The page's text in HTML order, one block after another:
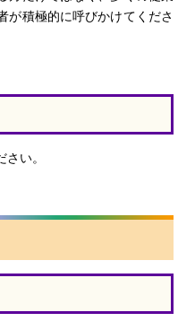
が積極的に呼びかけてくださ
い。